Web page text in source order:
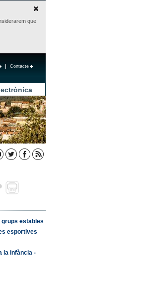
que
Contacte
estables
esportives
la infància -